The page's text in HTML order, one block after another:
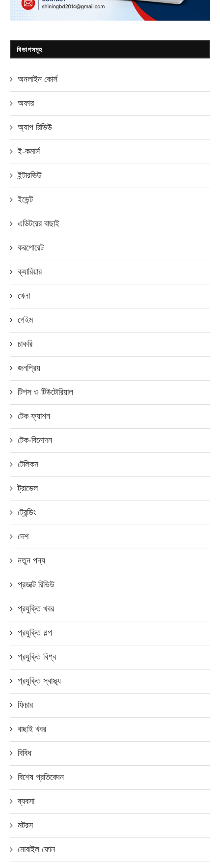
বিভাগসমূহ
অনলাইন কোর্স
অফার
অ্যাপ রিভিউ
ই-কমার্স
ইন্টারভিউ
ইভেন্ট
এডিটরের বাছাই
করপোরেট
ক্যারিয়ার
খেলা
গেইম
চাকরি
জনপ্রিয়
টিপস ও টিউটোরিয়াল
টেক ফ্যাশন
টেক-বিনোদন
টেলিকম
ট্রাভেল
ট্রেন্ডিং
দেশ
নতুন পন্য
প্রডাক্ট রিভিউ
প্রযুক্তি খবর
প্রযুক্তি গল্প
প্রযুক্তি বিশ্ব
প্রযুক্তি স্বাস্থ্য
ফিচার
বাছাই খবর
বিবিধ
বিশেষ প্রতিবেদন
ব্যবসা
মটরস
মোবাইল ফোন